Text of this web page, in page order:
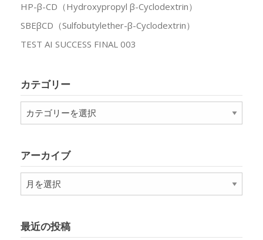
HP-β-CD（Hydroxypropyl β-Cyclodextrin）
SBEβCD（Sulfobutylether-β-Cyclodextrin）
TEST AI SUCCESS FINAL 003
カテゴリー
テ
ー
アーカイブ
ア
ー
ブ
最近の投稿